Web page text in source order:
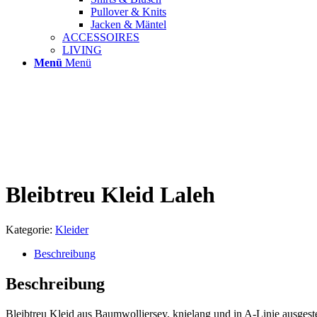
Pullover & Knits
Jacken & Mäntel
ACCESSOIRES
LIVING
Menü Menü
Bleibtreu Kleid Laleh
Kategorie: Kleider
Beschreibung
Beschreibung
Bleibtreu Kleid aus Baumwolljersey, knielang und in A-Linie